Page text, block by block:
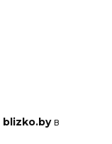
blizko.byв